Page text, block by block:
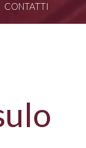
CONTATTI